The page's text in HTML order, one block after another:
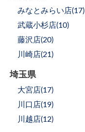
みなとみらい店(17)
武蔵小杉店(10)
藤沢店(20)
川崎店(21 )
埼玉県
大宮店(17)
川口店(19)
川越店(12)